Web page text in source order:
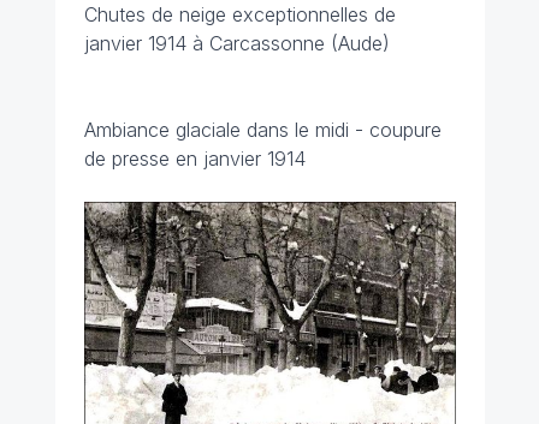
Chutes de neige exceptionnelles de
janvier 1914 à Carcassonne (Aude)
Ambiance glaciale dans le midi - coupure
de presse en janvier 1914